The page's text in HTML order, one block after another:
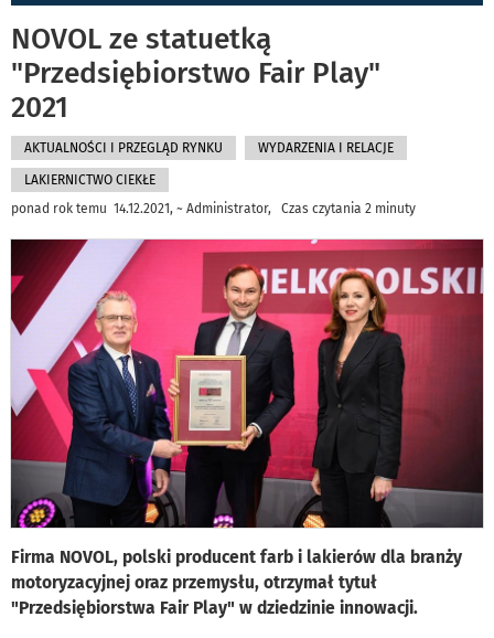
NOVOL ze statuetką
"Przedsiębiorstwo Fair Play"
2021
AKTUALNOŚCI I PRZEGLĄD RYNKU WYDARZENIA I RELACJE
LAKIERNICTWO CIEKŁE
ponad rok temu 14.12.2021, ~ Administrator, Czas czytania 2 minuty
Firma NOVOL, polski producent farb i lakierów dla branży
motoryzacyjnej oraz przemysłu, otrzymał tytuł
"Przedsiębiorstwa Fair Play" w dziedzinie innowacji.